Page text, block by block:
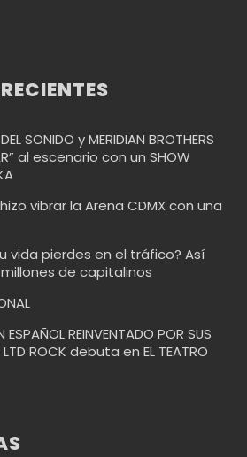
SONIDO y MERIDIAN BROTHERS
al escenario con un SHOW
vibrar la Arena CDMX con una
vida pierdes en el tráfico? Así
de capitalinos
REINVENTADO POR SUS
LTD ROCK debuta en EL TEATRO